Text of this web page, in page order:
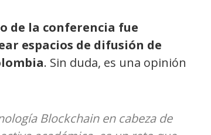
de la conferencia fue
espacios de difusión de
. Sin duda, es una opinión
Blockchain en cabeza de